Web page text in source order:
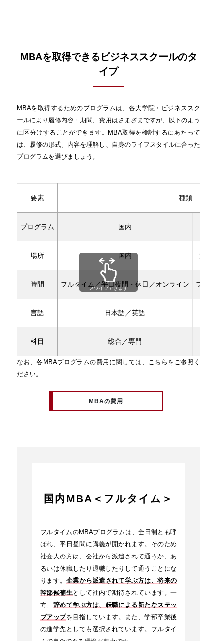
MBAを取得できるビジネススクールのタ
イプ
MBAを取得するためのプログラムは、各大学院・ビジネススク
ールにより履修内容・期間、費用はさまざまですが、以下のよう
に区分けすることができます。MBA取得を検討するにあたって
は、履修の形式、内容を理解し、自身のライフスタイルに合った
プログラムを選びましょう。
要素 種類
プログラム 国内
場所 国内 海外
時間 フルタイム／平日夜間・休日／オンライン フル
言語 日本語／英語
科目 総合／専門
スワイプできます
なお、各MBAプログラムの費用に関しては、こちらをご参照く
ださい。
MBAの費用
国内MBA＜フルタイム＞
フルタイムのMBAプログラムは、全日制とも呼
ばれ、平日昼間に講義が開かれます。そのため
社会人の方は、会社から派遣されて通うか、あ
るいは休職したり退職したりして通うことにな
ります。 企業から派遣されて学ぶ方は、将来の
幹部候補生として社内で期待されています。一
方、 辞めて学ぶ方は、転職による新たなステッ
プアップを目指しています。また、学部卒業後
の進学先としても選択されています。フルタイ